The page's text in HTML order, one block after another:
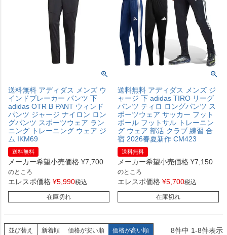
送料無料 アディダス メンズ ウ
インドブレーカー パンツ 下
adidas OTR B PANT ウィンド
パンツ ジャージ ナイロン ロン
グパンツ スポーツウェア ラン
ニング トレーニング ウェア ジ
ム IKM69
送料無料
メーカー希望小売価格 ¥7,700
のところ
エレスポ価格 ¥5,990税込
在庫切れ
送料無料 アディダス メンズ ジ
ャージ 下 adidas TIRO リーグ
パンツ ティロ ロングパンツ ス
ポーツウェア サッカー フット
ボール フットサル トレーニン
グ ウェア 部活 クラブ 練習 合
宿 2026春夏新作 CM423
送料無料
メーカー希望小売価格 ¥7,150
のところ
エレスポ価格 ¥5,700税込
在庫切れ
並び替え 新着順 価格が安い順 価格が高い順 8件中 1-8件表示